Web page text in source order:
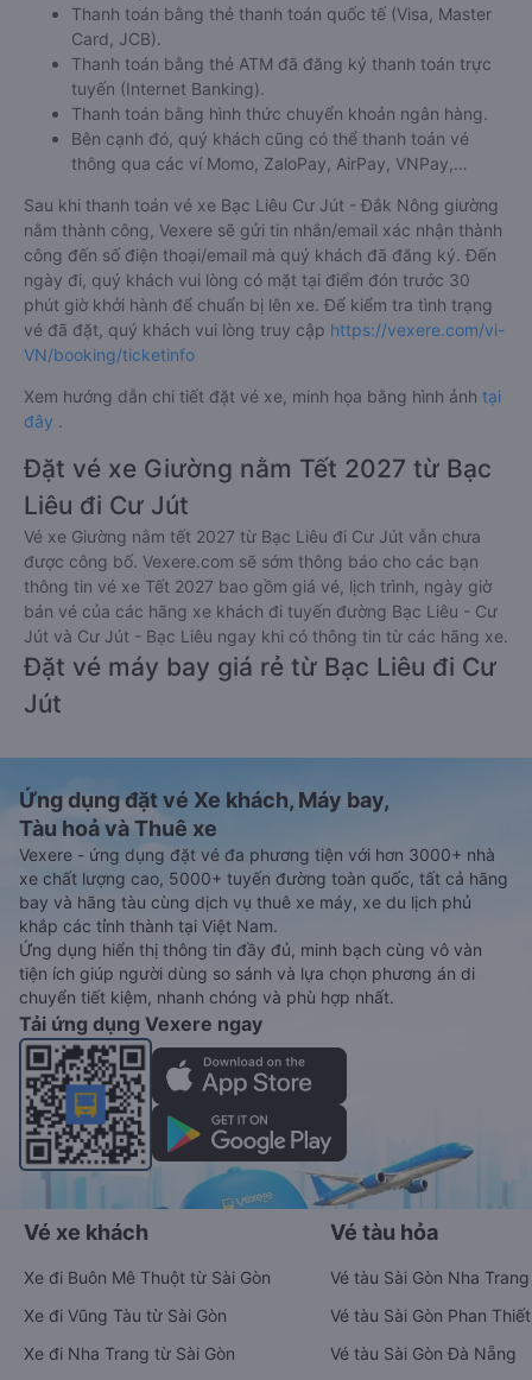
Thanh toán bằng thẻ thanh toán quốc tế (Visa, Master
Card, JCB).
Thanh toán bằng thẻ ATM đã đăng ký thanh toán trực
tuyến (Internet Banking).
Thanh toán bằng hình thức chuyển khoản ngân hàng.
Bên cạnh đó, quý khách cũng có thể thanh toán vé
thông qua các ví Momo, ZaloPay, AirPay, VNPay,…
Sau khi thanh toán vé xe Bạc Liêu Cư Jút - Đắk Nông giường
nằm thành công, Vexere sẽ gửi tin nhắn/email xác nhận thành
công đến số điện thoại/email mà quý khách đã đăng ký. Đến
ngày đi, quý khách vui lòng có mặt tại điểm đón trước 30
phút giờ khởi hành để chuẩn bị lên xe. Để kiểm tra tình trạng
vé đã đặt, quý khách vui lòng truy cập https://vexere.com/vi-
VN/booking/ticketinfo
Xem hướng dẫn chi tiết đặt vé xe, minh họa bằng hình ảnh tại
đây .
Đặt vé xe Giường nằm Tết 2027 từ Bạc
Liêu đi Cư Jút
Vé xe Giường nằm tết 2027 từ Bạc Liêu đi Cư Jút vẫn chưa
được công bố. Vexere.com sẽ sớm thông báo cho các bạn
thông tin vé xe Tết 2027 bao gồm giá vé, lịch trình, ngày giờ
bán vé của các hãng xe khách đi tuyến đường Bạc Liêu - Cư
Jút và Cư Jút - Bạc Liêu ngay khi có thông tin từ các hãng xe.
Đặt vé máy bay giá rẻ từ Bạc Liêu đi Cư
Jút
Ứng dụng đặt vé Xe khách, Máy bay,
Tàu hoả và Thuê xe
Vexere - ứng dụng đặt vé đa phương tiện với hơn 3000+ nhà
xe chất lượng cao, 5000+ tuyến đường toàn quốc, tất cả hãng
bay và hãng tàu cùng dịch vụ thuê xe máy, xe du lịch phủ
khắp các tỉnh thành tại Việt Nam.
Ứng dụng hiển thị thông tin đầy đủ, minh bạch cùng vô vàn
tiện ích giúp người dùng so sánh và lựa chọn phương án di
chuyển tiết kiệm, nhanh chóng và phù hợp nhất.
Tải ứng dụng Vexere ngay
Vé xe khách
Xe đi Buôn Mê Thuột từ Sài Gòn
Xe đi Vũng Tàu từ Sài Gòn
Xe đi Nha Trang từ Sài Gòn
Vé tàu hỏa
Vé tàu Sài Gòn Nha Trang
Vé tàu Sài Gòn Phan Thiết
Vé tàu Sài Gòn Đà Nẵng